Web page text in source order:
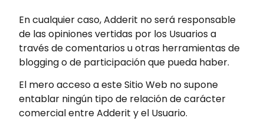
En cualquier caso, Adderit no será responsable
de las opiniones vertidas por los Usuarios a
través de comentarios u otras herramientas de
blogging o de participación que pueda haber.
El mero acceso a este Sitio Web no supone
entablar ningún tipo de relación de carácter
comercial entre Adderit y el Usuario.